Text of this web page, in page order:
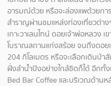
อารมณ์ด้วย หรือจะล่องแพด้วยกา
สำราญผ่านชมแหล่งท่องเที่ยวต่า
เกาะวาเลนไทน์ ดอยเจ้าพ่อหลวง
โบราณสถานแก่งสร้อย จนถึงดอย
204 กิโลเมตร หรือจะเลือกเดินป่
ฝั่งลำน้ำปิงอย่างใกล้ชิดก็ได้ อีกทั้
Bed Bar Coffee และบริเวณด้าน